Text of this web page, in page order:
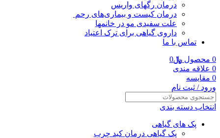
درمان رگهای واریس
درمان کیست و بیماری‌های رحم
علت سفیدی مو در خانمها
داروی گیاهی برای ترک اعتیاد
تماس با ما
0 محصول ﷼0
0 علاقه مندی
0 مقایسه
ورود / ثبت نام
انتخاب دسته بندی
پک های گیاهی
پک گیاهی درمان کبد چرب